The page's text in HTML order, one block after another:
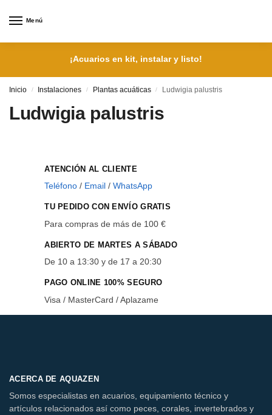
Menú
¡Acuarios en kit, instalar y listo!
Inicio / Instalaciones / Plantas acuáticas / Ludwigia palustris
Ludwigia palustris
ATENCIÓN AL CLIENTE
Teléfono / Email /WhatsApp
TU PEDIDO CON ENVÍO GRATIS
Para compras de más de 100 €
ABIERTO DE MARTES A SÁBADO
De 10 a 13:30 y de 17 a 20:30
PAGO ONLINE 100% SEGURO
Visa / MasterCard / Aplazame
ACERCA DE AQUAZEN
Somos especialistas en acuarios, equipamiento técnico y
artículos relacionados así como peces, corales, invertebrados y